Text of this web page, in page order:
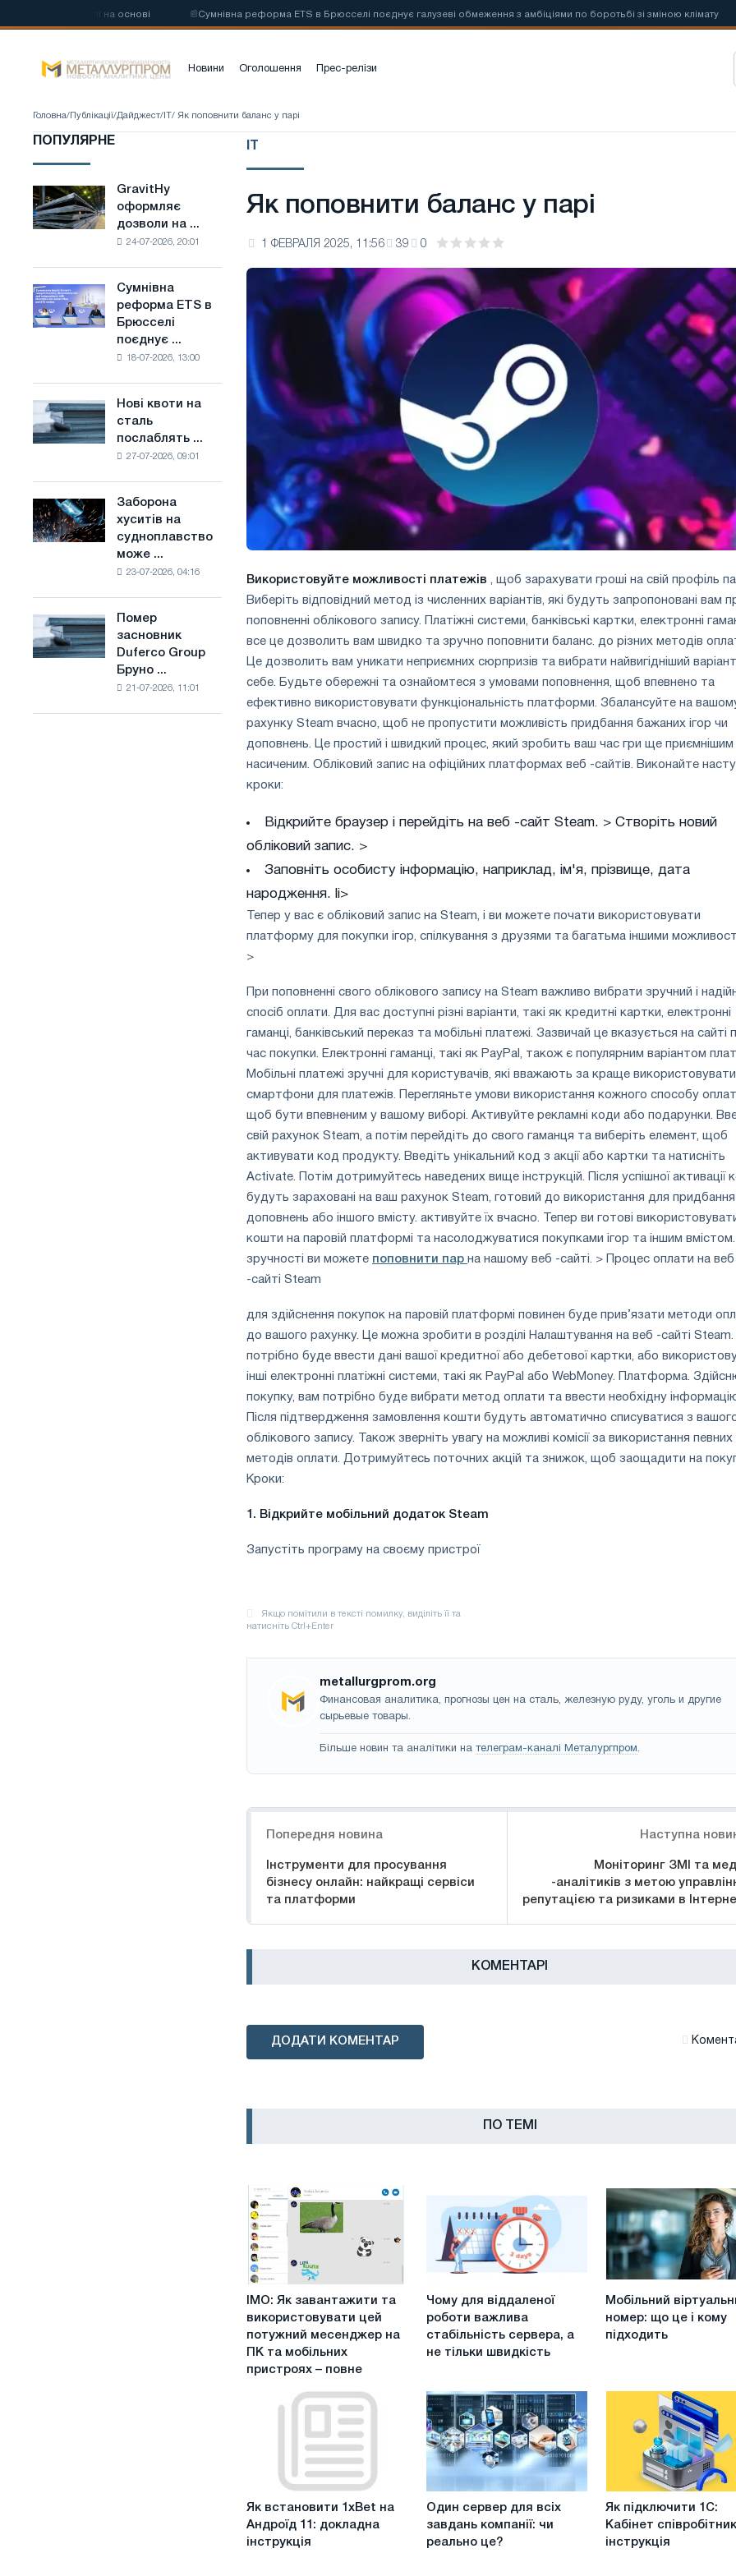
сталі на основі Сумнівна реформа ETS в Брюсселі поєднує галузеві обмеження з амбіціями по боротьбі зі зміною клімату
Новини Оголошення Прес-релізи
Головна/ Публікації/Дайджест/ / Як поповнити баланс у парі
ПОПУЛЯРНЕ
GravitHy
оформляє
дозволи
з
виробництва
низьковуглецевої
основі
водню
Франції
GravitHy
оформляє
дозволи на ...
24-07-2026, 20:01
Сумнівна
реформа
ETS
обмеження
з
боротьбі
зі
зміною
клімату
Сумнівна
реформа ETS в
Брюсселі
поєднує ...
18-07-2026, 13:00
Нові
квоти
на
в
Сполученому
Нові квоти на
сталь
послаблять ...
27-07-2026, 09:01
Заборона
хуситів
на
судноплавство
Саудівської
сталі
Заборона
хуситів на
судноплавство
може ...
23-07-2026, 04:16
Помер
засновник
Duferco
Помер
засновник
Duferco Group
Бруно ...
21-07-2026, 11:01
Як поповнити баланс у парі
1 ФЕВРАЛЯ 2025, 11:56 39 0
Використовуйте можливості платежів , щоб зарахувати гроші на свій профіль
Виберіть відповідний метод із численних варіантів, які будуть запропоновані вам
поповненні облікового запису. Платіжні системи, банківські картки, електронні
все це дозволить вам швидко та зручно поповнити баланс. до різних методів
Це дозволить вам уникати неприємних сюрпризів та вибрати найвигідніший
себе. Будьте обережні та ознайомтеся з умовами поповнення, щоб впевнено та
ефективно використовувати функціональність платформи. Збалансуйте на
рахунку Steam вчасно, щоб не пропустити можливість придбання бажаних ігор чи
доповнень. Це простий і швидкий процес, який зробить ваш час гри ще приємнішим
насиченим. Обліковий запис на офіційних платформах веб -сайтів. Виконайте
кроки:
Відкрийте браузер і перейдіть на веб -сайт Steam. > Створіть новий
обліковий запис. >
Заповніть особисту інформацію, наприклад, ім'я, прізвище, дата
народження. li>
Тепер у вас є обліковий запис на Steam, і ви можете почати використовувати
платформу для покупки ігор, спілкування з друзями та багатьма іншими
>
При поповненні свого облікового запису на Steam важливо вибрати зручний і
спосіб оплати. Для вас доступні різні варіанти, такі як кредитні картки, електронні
гаманці, банківський переказ та мобільні платежі. Зазвичай це вказується на сайті
час покупки. Електронні гаманці, такі як PayPal, також є популярним варіантом
Мобільні платежі зручні для користувачів, які вважають за краще використовувати
смартфони для платежів. Перегляньте умови використання кожного способу
щоб бути впевненим у вашому виборі. Активуйте рекламні коди або подарунки.
свій рахунок Steam, а потім перейдіть до свого гаманця та виберіть елемент, щоб
активувати код продукту. Введіть унікальний код з акції або картки та натисніть
Activate. Потім дотримуйтесь наведених вище інструкцій. Після успішної активації
будуть зараховані на ваш рахунок Steam, готовий до використання для придбання
доповнень або іншого вмісту. активуйте їх вчасно. Тепер ви готові
кошти на паровій платформі та насолоджуватися покупками ігор та іншим
зручності ви можете поповнити пар на нашому веб -сайті. >
Процес оплати на веб
-сайті Steam
для здійснення покупок на паровій платформі повинен буде прив’язати методи
до вашого рахунку. Це можна зробити в розділі Налаштування на веб -сайті
потрібно буде ввести дані вашої кредитної або дебетової картки, або
інші електронні платіжні системи, такі як PayPal або WebMoney. Платформа.
покупку, вам потрібно буде вибрати метод оплати та ввести необхідну
Після підтвердження замовлення кошти будуть автоматично списуватися з
облікового запису. Також зверніть увагу на можливі комісії за використання певних
методів оплати. Дотримуйтесь поточних акцій та знижок, щоб заощадити на
Кроки:
1. Відкрийте мобільний додаток Steam
Запустіть програму на своєму пристрої
metallurgprom.org
Финансовая аналитика, прогнозы цен на сталь, железную руду, уголь и другие
сырьевые товары.
Більше новин та аналітики на телеграм-каналі Металургпром.
Попередня новина
Інструменти для просування
бізнесу онлайн: найкращі сервіси
та платформи
Наступна
Моніторинг ЗМІ та
-аналітиків з метою
репутацією та ризиками в
КОМЕНТАРІ
ДОДАТИ КОМЕНТАР
ПО ТЕМІ
IMO:
завантажити
та
цей
потужний
месенджер
мобільних
пристроях
–
повне
керівництво
IMO: Як завантажити та
використовувати цей
потужний месенджер на
ПК та мобільних
пристроях – повне
Чому
для
віддаленої
роботи
сервера,
а
не
тільки
швидкість
Чому для віддаленої
роботи важлива
стабільність сервера, а
не тільки швидкість
Мобільний
номер:
що
підходить
Мобільний
номер: що це і кому
підходить
Як
встановити
1xBet
Як встановити 1xBet на
Андроїд 11: докладна
інструкція
Один
сервер
всіх
Один сервер для всіх
завдань компанії: чи
реально це?
Як
підключити
1С:
Кабінет
Як підключити 1С:
Кабінет
інструкція